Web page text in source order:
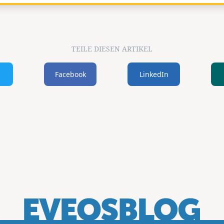
TEILE DIESEN ARTIKEL
Facebook LinkedIn